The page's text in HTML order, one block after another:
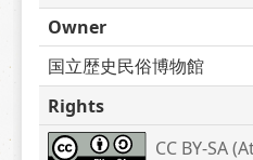
Owner
国立歴史民俗博物館
Rights
CC BY-SA